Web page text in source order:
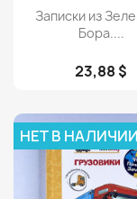

Записки из
Бора....
23,88 $
НЕТ В НАЛИЧИИ